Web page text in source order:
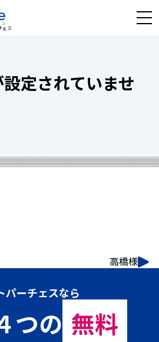
ェス
定されていませ
高橋様
パーチェスなら
つの 無料